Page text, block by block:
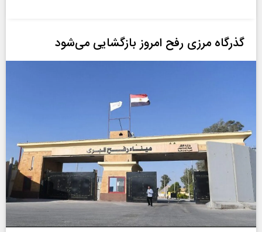
گذرگاه مرزی رفح امروز بازگشایی می‌شود